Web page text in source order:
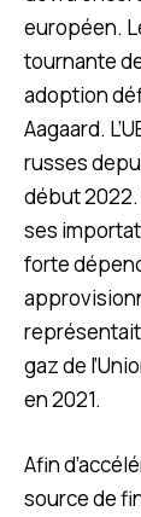
européen.
tournante de
adoption
Aagaard.
russes
début
ses
forte
gaz de
en 2021.
Afin
source de